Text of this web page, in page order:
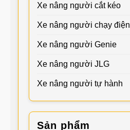
Xe nâng người cắt kéo
Xe nâng người chạy điện
Xe nâng người Genie
Xe nâng người JLG
Xe nâng người tự hành
Sản phẩm